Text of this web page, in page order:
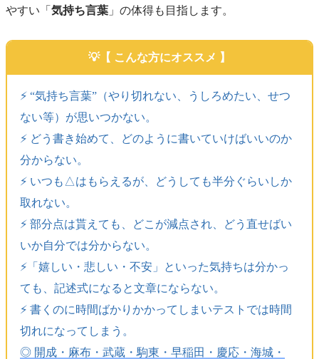
やすい「 気持ち言葉 」の体得も目指します。
【 こんな方にオススメ 】
⚡️ “気持ち言葉”（やり切れない、うしろめたい、せつ
ない等）が思いつかない。
⚡️ どう書き始めて、どのように書いていけばいいのか
分からない。
⚡️ いつも△はもらえるが、どうしても半分ぐらいしか
取れない。
⚡️ 部分点は貰えても、どこが減点され、どう直せばい
いか自分では分からない。
⚡️「嬉しい・悲しい・不安」といった気持ちは分かっ
ても、記述式になると文章にならない。
⚡️ 書くのに時間ばかりかかってしまいテストでは時間
切れになってしまう。
◎ 開成・麻布・武蔵・駒東・早稲田・慶応・海城・